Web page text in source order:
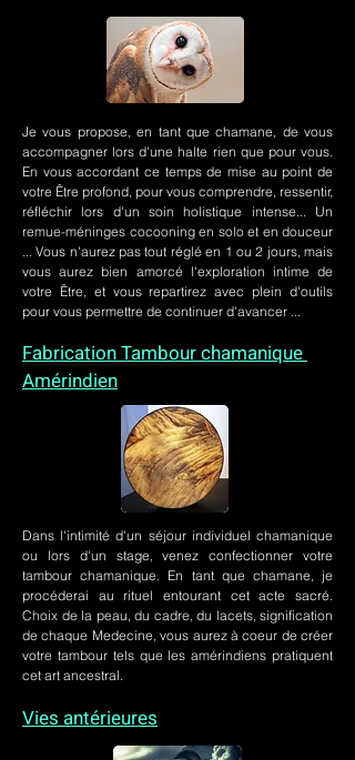
Je vous propose, en tant que chamane, de vous
accompagner lors d'une halte rien que pour vous.
En vous accordant ce temps de mise au point de
votre Être profond, pour vous comprendre, ressentir,
réfléchir lors d'un soin holistique intense... Un
remue-méninges cocooning en solo et en douceur
... Vous n'aurez pas tout réglé en 1 ou 2 jours, mais
vous aurez bien amorcé l'exploration intime de
votre Être, et vous repartirez avec plein d'outils
pour vous permettre de continuer d'avancer ...
Fabrication Tambour chamanique
Amérindien
Dans l'intimité d'un séjour individuel chamanique
ou lors d'un stage , venez confectionner votre
tambour chamanique. En tant que chamane, je
procéderai au rituel entourant cet acte sacré.
Choix de la peau, du cadre, du lacets, signification
de chaque Medecine, vous aurez à coeur de créer
votre tambour tels que les amérindiens pratiquent
cet art ancestral.
Vies antérieures